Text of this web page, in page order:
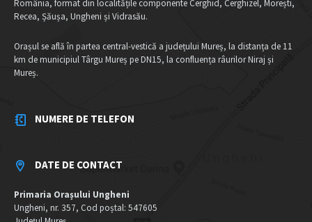
România, format din localitățile componente Cerghid, Cerghizel, Morești,
Recea, Șăușa, Ungheni și Vidrasău.
Orașul se află în partea central-vestică a județului Mureș, la distanța de 11
km de municipiul Târgu Mureș pe DN15, la confluența râurilor Niraj și
Mureș.
NUMERE DE TELEFON
DATE DE CONTACT
Primaria Orașului Ungheni
Ungheni, nr. 357, Cod poștal: 547605